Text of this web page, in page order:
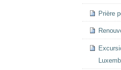
Prière